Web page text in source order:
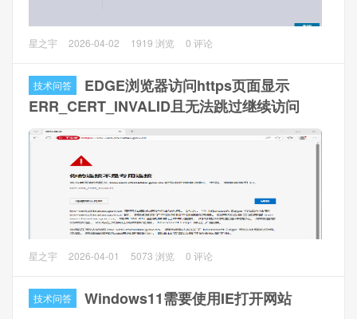
1、环境介绍
奔，经常会有爆破、扫描的，非常的不安全。
2、安全方案
2.1 新建管理员账号（强密码设置，新版本已经无法禁止root
账号），并分配管理员权限
2.2 防火墙只放行你本地IP（本地动态IP会比较麻烦）
星之宇 2026-04-02 1919 浏览 0 评论
技术问答
EDGE浏览器访问https页面显示
ERR_CERT_INVALID且无法跳过继续访问
问题描述
你的连接不是专用连接 攻击者可能试图从 inv-
veri.chinatax.gov.cn 窃取你的信息(例如，密码、消息或信用
星之宇 2026-04-01 5073 浏览 0 评论
技术问答 Windows11需要使用IE打开网站